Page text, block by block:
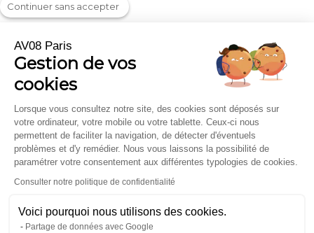
Livraison & Retour
FAQ
Mentions légales
CGV
Où nous trouver
Contact
On parle de nous
Professionnels et Entreprises
Carte cadeau
Chèches et Echarpes
Inscription À La Newsletter
Continuer sans accepter
AV08 Paris
Gestion de vos
cookies
Lorsque vous consultez notre site, des cookies sont déposés sur
votre ordinateur, votre mobile ou votre tablette. Ceux-ci nous
permettent de faciliter la navigation, de détecter d'éventuels
problèmes et d'y remédier. Nous vous laissons la possibilité de
paramétrer votre consentement aux différentes typologies de cookies.
Consulter notre politique de confidentialité
Voici pourquoi nous utilisons des cookies.
Partage de données avec Google